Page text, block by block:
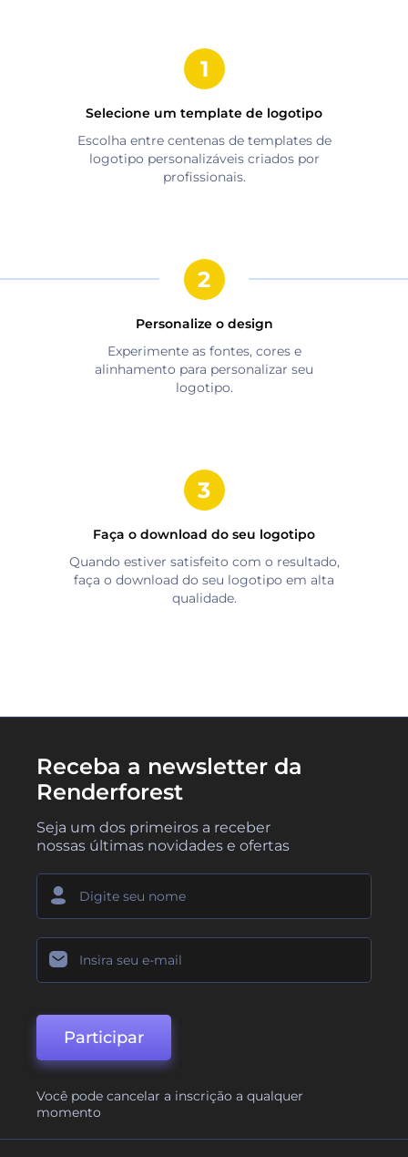
Selecione um template de logotipo
Escolha entre centenas de templates de
logotipo personalizáveis criados por
profissionais.
Personalize o design
Experimente as fontes, cores e
alinhamento para personalizar seu
logotipo.
Faça o download do seu logotipo
Quando estiver satisfeito com o resultado,
faça o download do seu logotipo em alta
qualidade.
Receba a newsletter da
Renderforest
Seja um dos primeiros a receber
nossas últimas novidades e ofertas
Participar
Você pode cancelar a inscrição a qualquer
momento